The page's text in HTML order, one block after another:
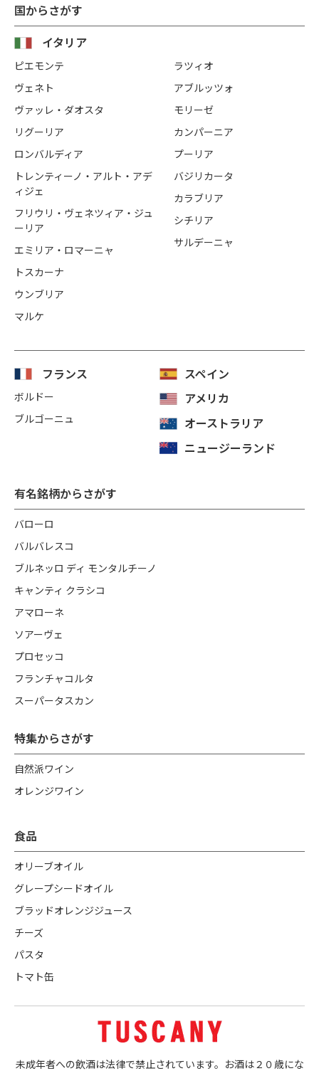
国からさがす
イタリア
ピエモンテ
ヴェネト
ヴァッレ・ダオスタ
リグーリア
ロンバルディア
トレンティーノ・アルト・アデ
ィジェ
フリウリ・ヴェネツィア・ジュ
ーリア
エミリア・ロマーニャ
トスカーナ
ウンブリア
マルケ
ラツィオ
アブルッツォ
モリーゼ
カンパーニア
プーリア
バジリカータ
カラブリア
シチリア
サルデーニャ
フランス
ボルドー
ブルゴーニュ
スペイン
アメリカ
オーストラリア
ニュージーランド
有名銘柄からさがす
バローロ
バルバレスコ
ブルネッロ ディ モンタルチーノ
キャンティ クラシコ
アマローネ
ソアーヴェ
プロセッコ
フランチャコルタ
スーパータスカン
特集からさがす
自然派ワイン
オレンジワイン
食品
オリーブオイル
グレープシードオイル
ブラッドオレンジジュース
チーズ
パスタ
トマト缶
未成年者への飲酒は法律で禁止されています。お酒は２０歳にな